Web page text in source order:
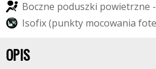
Boczne poduszki powietrzne -
Isofix(punkty mocowania fote
OPIS